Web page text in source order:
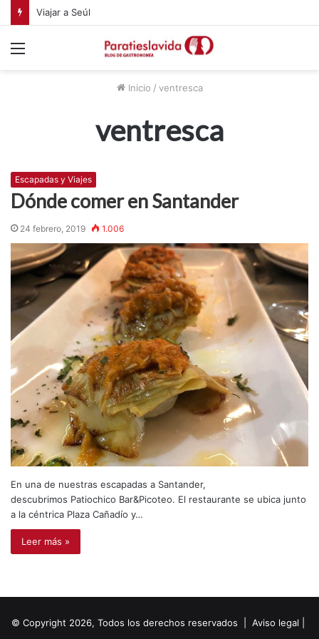
Viajar a Seúl
Inicio / ventresca
ventresca
Escapadas y Viajes
Dónde comer en Santander
24 febrero, 2019 1.006
En una de nuestras escapadas a Santander,
descubrimos Patiochico Bar&Picoteo. El restaurante se ubica junto
a la céntrica Plaza Cañadío y…
Leer más »
© Copyright 2026, Todos los derechos reservados | Aviso legal